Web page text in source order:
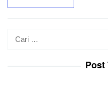
Post